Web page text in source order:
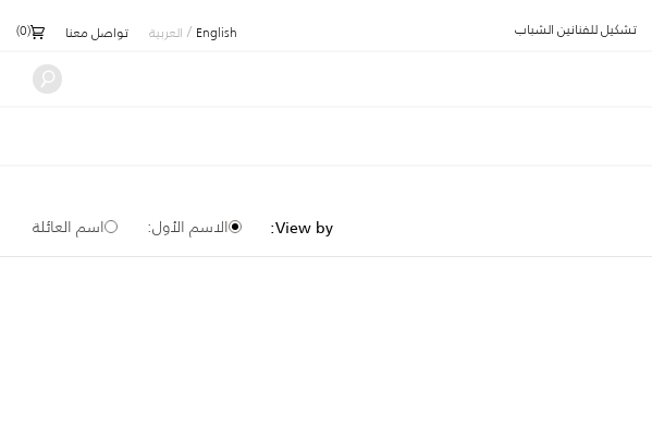
تشكيل للفنانين الشباب English
/ العربية تواصل معنا (
0
)
View by: الاسم الأول: اسم العائلة